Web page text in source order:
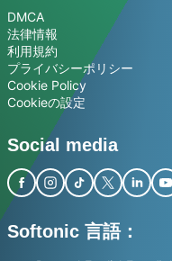
DMCA
法律情報
利用規約
プライバシーポリシー
Cookie Policy
Cookieの設定
Social media
Softonic 言語：